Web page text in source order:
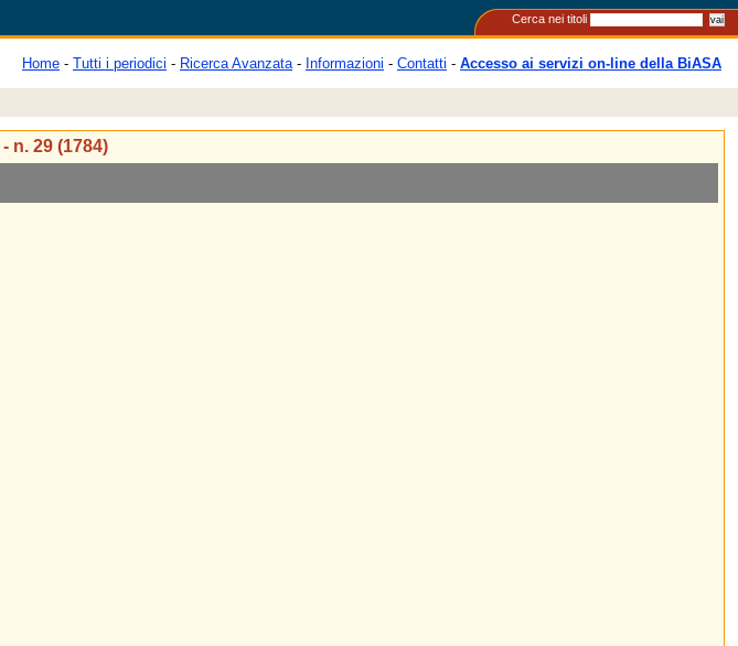
Cerca nei titoli
Home - Tutti i periodici - Ricerca Avanzata- Informazioni - Contatti - Accesso ai servizi on-line della BiASA
- n. 29 (1784)